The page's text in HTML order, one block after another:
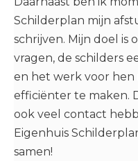
Schilderplan mijn
schrijven. Mijn doel is
vragen, de schilders
en het werk voor
efficiënter te maken.
ook veel contact
Eigenhuis
samen!